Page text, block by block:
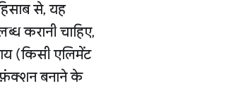
से, यह
करानी चाहिए,
(किसी एलिमेंट
फ़ंक्शन बनाने के